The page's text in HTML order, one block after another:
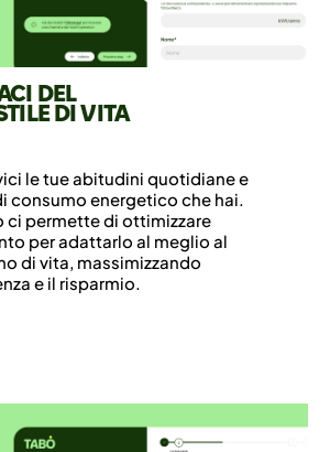
DEL
DI VITA
le tue abitudini quotidiane e
consumo energetico che hai.
ci permette di ottimizzare
per adattarlo al meglio al
di vita, massimizzando
e il risparmio.